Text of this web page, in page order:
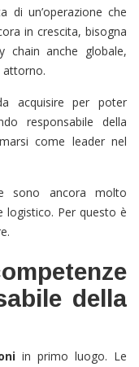
un’operazione che
in crescita, bisogna
chain anche globale,
attorno.
acquisire per poter
responsabile della
come leader nel
sono ancora molto
Per questo è
della
in primo luogo. Le